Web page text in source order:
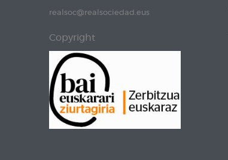
realsoc@realsociedad.eus
Copyright